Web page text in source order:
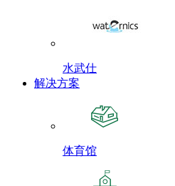
水武仕
解决方案
体育馆